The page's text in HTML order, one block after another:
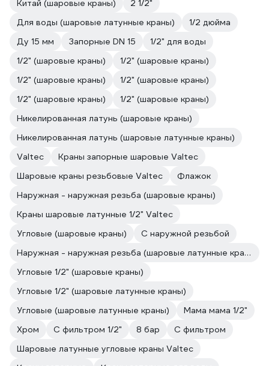
Китай (шаровые краны)
2 1/2"
Для воды (шаровые латунные краны)
1/2 дюйма
Ду 15 мм
Запорные DN 15
1/2" для воды
1/2" (шаровые краны)
1/2" (шаровые краны)
1/2" (шаровые краны)
1/2" (шаровые краны)
1/2" (шаровые краны)
1/2" (шаровые краны)
Никелированная латунь (шаровые краны)
Никелированная латунь (шаровые латунные краны)
Valtec
Краны запорные шаровые Valtec
Шаровые краны резьбовые Valtec
Флажок
Наружная - наружная резьба (шаровые краны)
Краны шаровые латунные 1/2" Valtec
Угловые (шаровые краны)
С наружной резьбой
Наружная - наружная резьба (шаровые латунные краны)
Угловые 1/2" (шаровые краны)
Угловые 1/2" (шаровые латунные краны)
Угловые (шаровые латунные краны)
Мама мама 1/2"
Хром
С фильтром 1/2" 8 бар
С фильтром
Шаровые латунные угловые краны Valtec